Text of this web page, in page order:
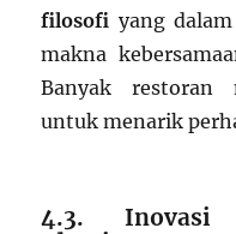
filosofi yang
makna
Banyak restoran
untuk menarik
4.3. Inovasi